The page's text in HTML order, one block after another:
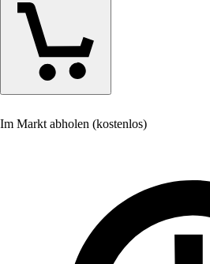
Im Markt abholen (kostenlos)